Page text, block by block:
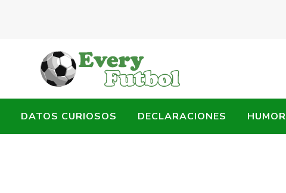
DATOS CURIOSOS DECLARACIONES HUMOR